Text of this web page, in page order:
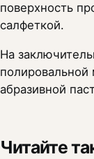
поверхность
салфеткой.
На
абразивной
Читайте